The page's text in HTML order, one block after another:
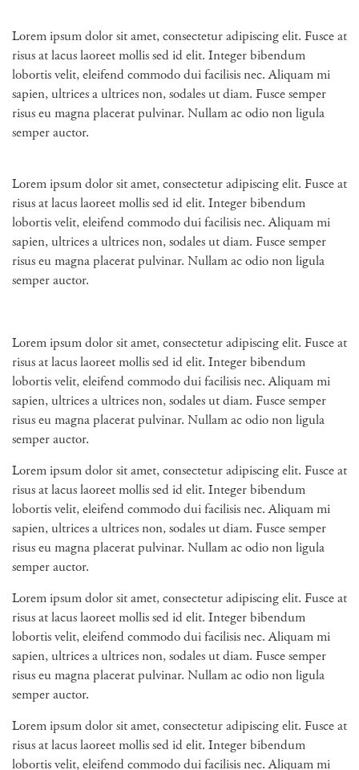
Lorem ipsum dolor sit amet, consectetur adipiscing elit. Fusce at
risus at lacus laoreet mollis sed id elit. Integer bibendum
lobortis velit, eleifend commodo dui facilisis nec. Aliquam mi
sapien, ultrices a ultrices non, sodales ut diam. Fusce semper
risus eu magna placerat pulvinar. Nullam ac odio non ligula
semper auctor.
Lorem ipsum dolor sit amet, consectetur adipiscing elit. Fusce at
risus at lacus laoreet mollis sed id elit. Integer bibendum
lobortis velit, eleifend commodo dui facilisis nec. Aliquam mi
sapien, ultrices a ultrices non, sodales ut diam. Fusce semper
risus eu magna placerat pulvinar. Nullam ac odio non ligula
semper auctor.
Lorem ipsum dolor sit amet, consectetur adipiscing elit. Fusce at
risus at lacus laoreet mollis sed id elit. Integer bibendum
lobortis velit, eleifend commodo dui facilisis nec. Aliquam mi
sapien, ultrices a ultrices non, sodales ut diam. Fusce semper
risus eu magna placerat pulvinar. Nullam ac odio non ligula
semper auctor.
Lorem ipsum dolor sit amet, consectetur adipiscing elit. Fusce at
risus at lacus laoreet mollis sed id elit. Integer bibendum
lobortis velit, eleifend commodo dui facilisis nec. Aliquam mi
sapien, ultrices a ultrices non, sodales ut diam. Fusce semper
risus eu magna placerat pulvinar. Nullam ac odio non ligula
semper auctor.
Lorem ipsum dolor sit amet, consectetur adipiscing elit. Fusce at
risus at lacus laoreet mollis sed id elit. Integer bibendum
lobortis velit, eleifend commodo dui facilisis nec. Aliquam mi
sapien, ultrices a ultrices non, sodales ut diam. Fusce semper
risus eu magna placerat pulvinar. Nullam ac odio non ligula
semper auctor.
Lorem ipsum dolor sit amet, consectetur adipiscing elit. Fusce at
risus at lacus laoreet mollis sed id elit. Integer bibendum
lobortis velit, eleifend commodo dui facilisis nec. Aliquam mi